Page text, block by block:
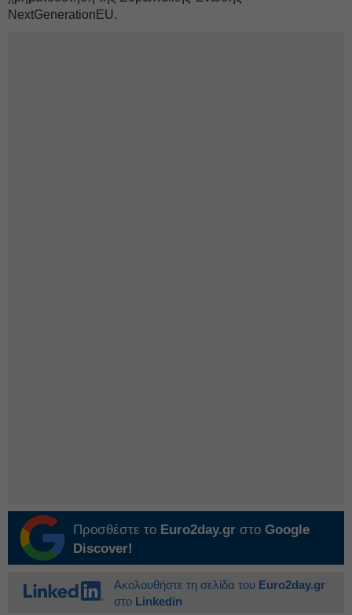
NextGenerationEU.
Προσθέστε το Euro2day.gr στο Google
Discover!
Ακολουθήστε τη σελίδα του Euro2day.gr
στο Linkedin